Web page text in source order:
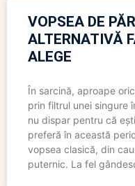
VOPSEA DE
ALTERNATIVĂ
ALEGE
În sarcină, aproape
prin filtrul unei singure
nu dispar pentru că
preferă în această
vopsea clasică, din
puternic. La fel